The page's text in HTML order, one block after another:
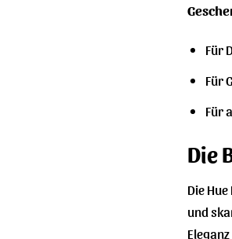
Für
Für
Für
Die
Die
und